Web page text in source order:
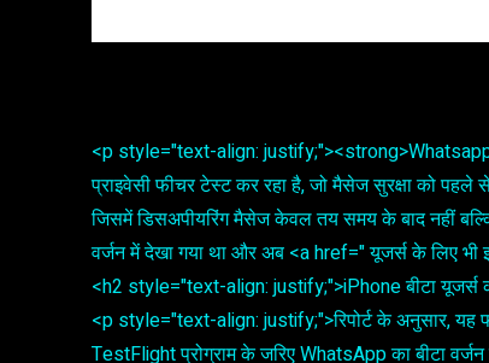
<p style="text-align:
प्राइवेसी फीचर टेस्ट कर रहा है, जो मैसेज सुरक्षा को पहले
जिसमें डिसअपीयरिंग मैसेज केवल तय समय के बाद नहीं
वर्जन में देखा गया था और अब <a href=" यूजर्स के लिए
<h2 style="text-align: justify;">iPhone बीटा
<p style="text-align: justify;">रिपोर्ट के अनुसार, यह
TestFlight प्रोग्राम के जरिए WhatsApp का बीटा